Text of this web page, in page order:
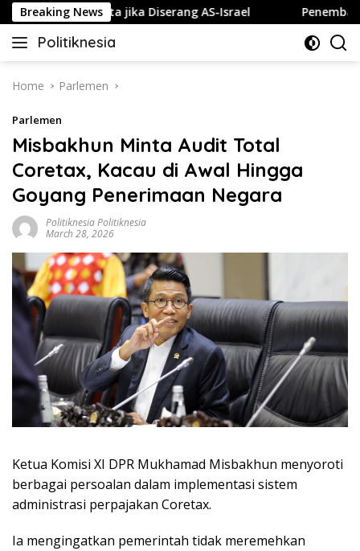
Skip
to
content
Breaking News
Gelap Gulita jika Diserang AS-Israel Penembakan
Politiknesia
Politiknesia.com
Home Parlemen
Parlemen
Misbakhun Minta Audit Total
Coretax, Kacau di Awal Hingga
Goyang Penerimaan Negara
Politiknesia Politiknesia
March 28, 2026
Ketua Komisi XI DPR Mukhamad Misbakhun menyoroti
berbagai persoalan dalam implementasi sistem
administrasi perpajakan Coretax.
Ia mengingatkan pemerintah tidak meremehkan